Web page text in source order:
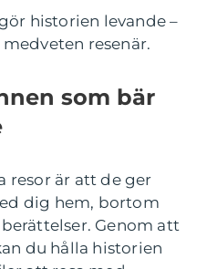
historien levande –
resenär.
som bär
resor är att de ger
dig hem, bortom
Genom att
du hålla historien